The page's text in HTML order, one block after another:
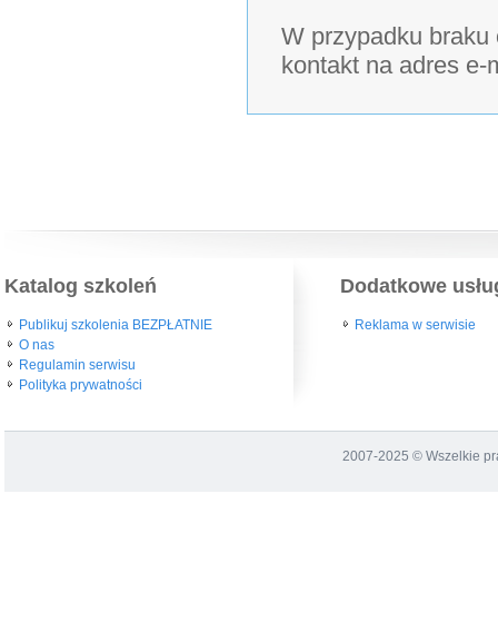
W przypadku
kontakt na adres
Katalog szkoleń
Publikuj szkolenia BEZPŁATNIE
O nas
Regulamin serwisu
Polityka prywatności
Dodatkowe
Reklama w serwisie
2007-2025 © Wszelkie